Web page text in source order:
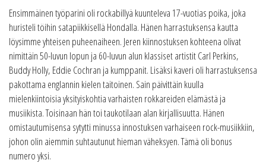
Ensimmäinen työparini oli rockabillyä kuunteleva 17-vuotias poika, joka
huristeli töihin satapiikkisellä Hondalla. Hänen harrastuksensa kautta
löysimme yhteisen puheenaiheen. Jeren kiinnostuksen kohteena olivat
nimittäin 50-luvun lopun ja 60-luvun alun klassiset artistit Carl Perkins,
Buddy Holly, Eddie Cochran ja kumppanit. Lisäksi kaveri oli harrastuksensa
pakottama englannin kielen taitoinen. Sain päivittäin kuulla
mielenkiintoisia yksityiskohtia varhaisten rokkareiden elämästä ja
musiikista. Toisinaan hän toi taukotilaan alan kirjallisuutta. Hänen
omistautumisensa sytytti minussa innostuksen varhaiseen rock-musiikkiin,
johon olin aiemmin suhtautunut hieman väheksyen. Tämä oli bonus
numero yksi.